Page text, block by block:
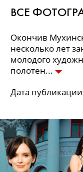
ВСЕ
Окончив
несколько лет
молодого
полотен
Дата